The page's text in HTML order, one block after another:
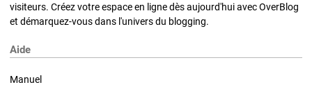
visiteurs. Créez votre espace en ligne dès aujourd'hui avec OverBlog
et démarquez-vous dans l'univers du blogging.
Aide
Manuel